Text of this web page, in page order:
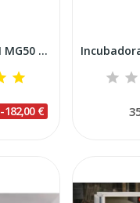
Incubadora FIEM MG50 JS Mini LED Advantage en...
-182,00 €